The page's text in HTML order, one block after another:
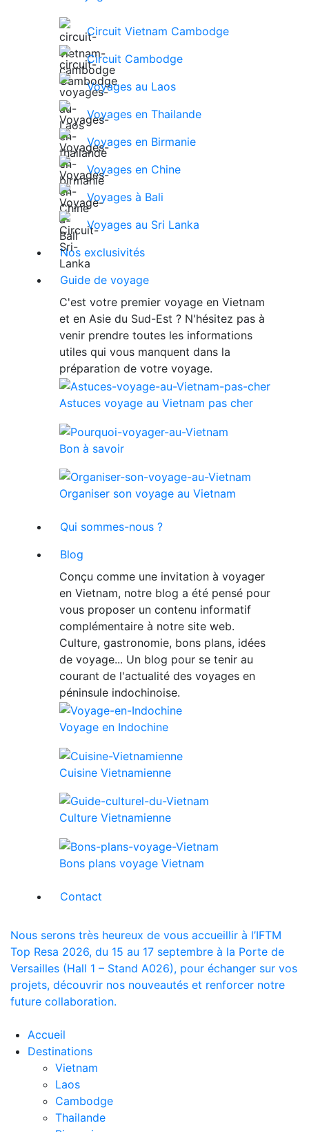
Circuit Vietnam Cambodge
Circuit Cambodge
Voyages au Laos
Voyages en Thailande
Voyages en Birmanie
Voyages en Chine
Voyages à Bali
Voyages au Sri Lanka
Nos exclusivités
Guide de voyage
C'est votre premier voyage en Vietnam
et en Asie du Sud-Est ? N'hésitez pas à
venir prendre toutes les informations
utiles qui vous manquent dans la
préparation de votre voyage.
Astuces voyage au Vietnam pas cher
Bon à savoir
Organiser son voyage au Vietnam
Qui sommes-nous ?
Blog
Conçu comme une invitation à voyager
en Vietnam, notre blog a été pensé pour
vous proposer un contenu informatif
complémentaire à notre site web.
Culture, gastronomie, bons plans, idées
de voyage... Un blog pour se tenir au
courant de l'actualité des voyages en
péninsule indochinoise.
Voyage en Indochine
Cuisine Vietnamienne
Culture Vietnamienne
Bons plans voyage Vietnam
Contact
Nous serons très heureux de vous accueillir à l’IFTM
Top Resa 2026, du 15 au 17 septembre à la Porte de
Versailles (Hall 1 – Stand A026), pour échanger sur vos
projets, découvrir nos nouveautés et renforcer notre
future collaboration.
Accueil
Destinations
Vietnam
Laos
Cambodge
Thailande